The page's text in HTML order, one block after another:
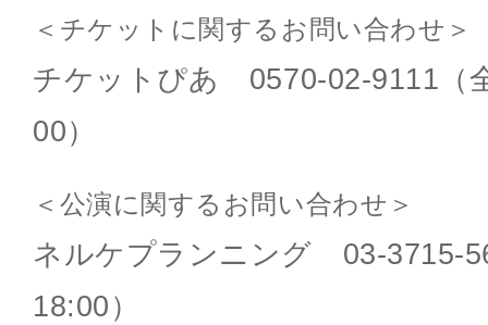
＜チケットに関するお問い合わせ＞
チケットぴあ 0570-02-9111（
00）
＜公演に関するお問い合わせ＞
ネルケプランニング 03-3715-
18:00）